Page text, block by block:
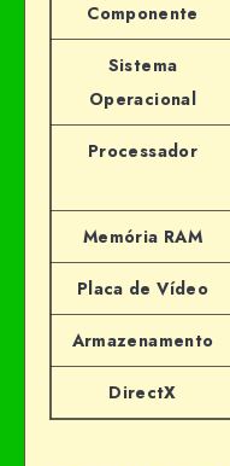
Componente
Sistema
Operacional
Processador
Memória RAM
Placa de Vídeo
Armazenamento
DirectX